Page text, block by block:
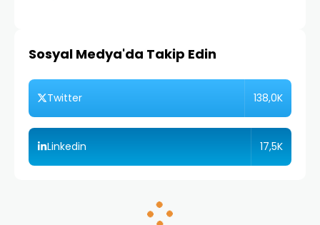
Sosyal Medya'da Takip Edin
Twitter 138,0K
Linkedin 17,5K